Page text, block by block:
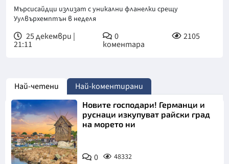
Мърсисайдци излизат с уникални фланелки срещу
Уулвърхемптън в неделя
25 декември |
21:11
0
коментара
2105
Най-четени Най-коментирани
Новите господари! Германци и
руснаци изкупуват райски град
на морето ни
0 48332